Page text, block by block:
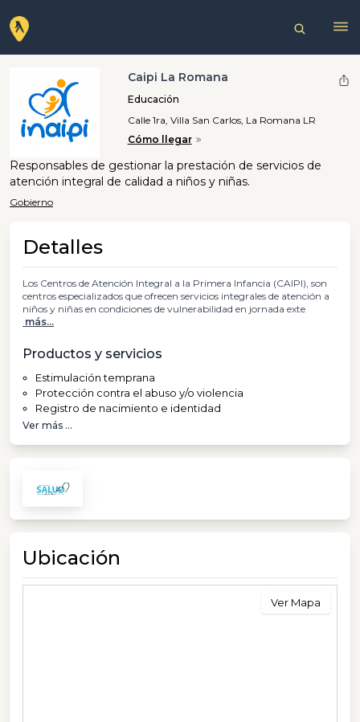
Caipi La Romana
Educación
Calle 1ra, Villa San Carlos, La Romana LR
Cómo llegar
Responsables de gestionar la prestación de servicios de
atención integral de calidad a niños y niñas.
Gobierno
Detalles
Los Centros de Atención Integral a la Primera Infancia (CAIPI), son
centros especializados que ofrecen servicios integrales de atención a
niños y niñas en condiciones de vulnerabilidad en jornada exte
más...
Productos y servicios
Estimulación temprana
Protección contra el abuso y/o violencia
Registro de nacimiento e identidad
Ver más ...
Ubicación
Ver Mapa